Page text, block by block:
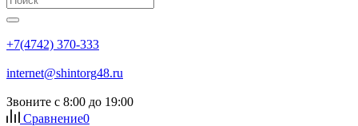
+7(4742) 370-333
internet@shintorg48.ru
Звоните с 8:00 до 19:00
Сравнение0